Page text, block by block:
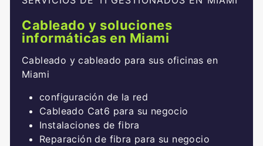
Cableado y soluciones
informáticas en Miami
Cableado y cableado para sus oficinas en
Miami
configuración de la red
Cableado Cat6 para su negocio
Instalaciones de fibra
Reparación de fibra para su negocio